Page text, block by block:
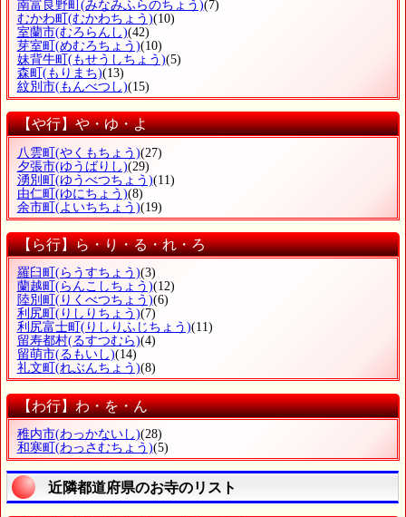
南富良野町 (みなみふらのちょう)(7)
むかわ町 (むかわちょう)(10)
室蘭市(むろらんし)(42)
芽室町 (めむろちょう)(10)
妹背牛町 (もせうしちょう)(5)
森町 (もりまち)(13)
紋別市(もんべつし)(15)
【や行】や・ゆ・よ
八雲町(やくもちょう)(27)
夕張市(ゆうばりし)(29)
湧別町(ゆうべつちょう)(11)
由仁町(ゆにちょう)(8)
余市町(よいちちょう)(19)
【ら行】ら・り・る・れ・ろ
羅臼町 (らうすちょう)(3)
蘭越町 (らんこしちょう)(12)
陸別町 (りくべつちょう)(6)
利尻町 (りしりちょう)(7)
利尻富士町 (りしりふじちょう)(11)
留寿都村(るすつむら)(4)
留萌市(るもいし)(14)
礼文町 (れぶんちょう)(8)
【わ行】わ・を・ん
稚内市(わっかないし)(28)
和寒町 (わっさむちょう)(5)
近隣都道府県のお寺のリスト